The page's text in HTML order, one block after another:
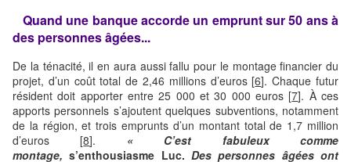
Quand une banque accorde un emprunt sur 50 ans à
des personnes âgées...
De la ténacité, il en aura aussi fallu pour le montage financier du
projet, d’un coût total de 2,46 millions d’euros [6]. Chaque futur
résident doit apporter entre 25 000 et 30 000 euros [7]. À ces
apports personnels s’ajoutent quelques subventions, notamment
de la région, et trois emprunts d’un montant total de 1,7 million
d’euros [8]. « C’est fabuleux comme
montage, s’enthousiasme Luc. Des personnes âgées ont